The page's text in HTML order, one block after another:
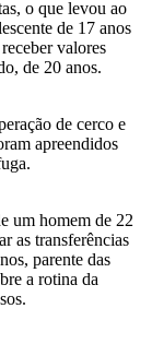
o que levou ao
de 17 anos
valores
de 20 anos.
de cerco e
apreendidos
um homem de 22
as transferências
parente das
a rotina da